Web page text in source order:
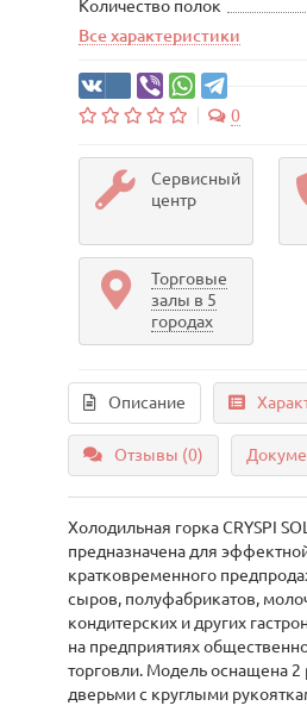
Количество полок
Все характеристики
0
Сервисный
центр
Торговые
залы в 5
городах
Описание
Отзывы (0)
Холодильная горка CRYSPI
предназначена для
кратковременного
сыров, полуфабрикатов,
кондитерских и других
на предприятиях
торговли. Модель оснащена
дверьми с круглыми